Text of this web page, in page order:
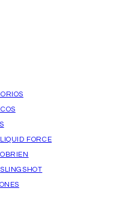
LIQUID FORCE
OBRIEN
SLINGSHOT